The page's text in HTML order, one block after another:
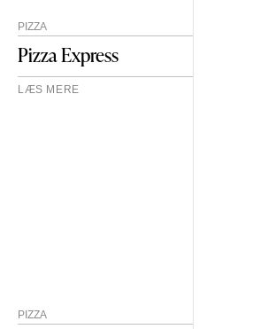
PIZZA
Pizza Express
LÆS MERE
PIZZA